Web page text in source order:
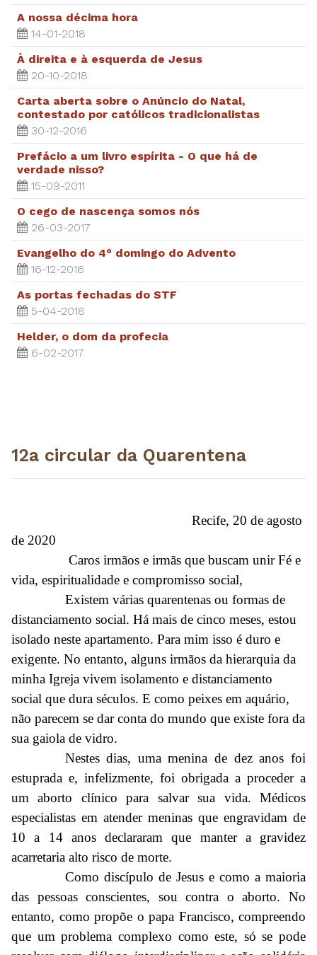
A nossa décima hora
14-01-2018
À direita e à esquerda de Jesus
20-10-2018
Carta aberta sobre o Anúncio do Natal,
contestado por católicos tradicionalistas
30-12-2016
Prefácio a um livro espírita - O que há de
verdade nisso?
15-09-2011
O cego de nascença somos nós
26-03-2017
Evangelho do 4° domingo do Advento
16-12-2016
As portas fechadas do STF
5-04-2018
Helder, o dom da profecia
6-02-2017
12a circular da Quarentena
Recife, 20 de agosto
de 2020
Caros irmãos e irmãs que buscam unir Fé e
vida, espiritualidade e compromisso social,
Existem várias quarentenas ou formas de
distanciamento social. Há mais de cinco meses, estou
isolado neste apartamento. Para mim isso é duro e
exigente. No entanto, alguns irmãos da hierarquia da
minha Igreja vivem isolamento e distanciamento
social que dura séculos. E como peixes em aquário,
não parecem se dar conta do mundo que existe fora da
sua gaiola de vidro.
Nestes dias, uma menina de dez anos foi
estuprada e, infelizmente, foi obrigada a proceder a
um aborto clínico para salvar sua vida. Médicos
especialistas em atender meninas que engravidam de
10 a 14 anos declararam que manter a gravidez
acarretaria alto risco de morte.
Como discípulo de Jesus e como a maioria
das pessoas conscientes, sou contra o aborto. No
entanto, como propõe o papa Francisco, compreendo
que um problema complexo como este, só se pode